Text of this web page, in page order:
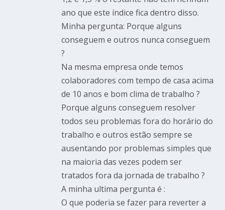
ano que este índice fica dentro disso.
Minha pergunta: Porque alguns
conseguem e outros nunca conseguem
?
Na mesma empresa onde temos
colaboradores com tempo de casa acima
de 10 anos e bom clima de trabalho ?
Porque alguns conseguem resolver
todos seu problemas fora do horário do
trabalho e outros estão sempre se
ausentando por problemas simples que
na maioria das vezes podem ser
tratados fora da jornada de trabalho ?
A minha ultima pergunta é :
O que poderia se fazer para reverter a